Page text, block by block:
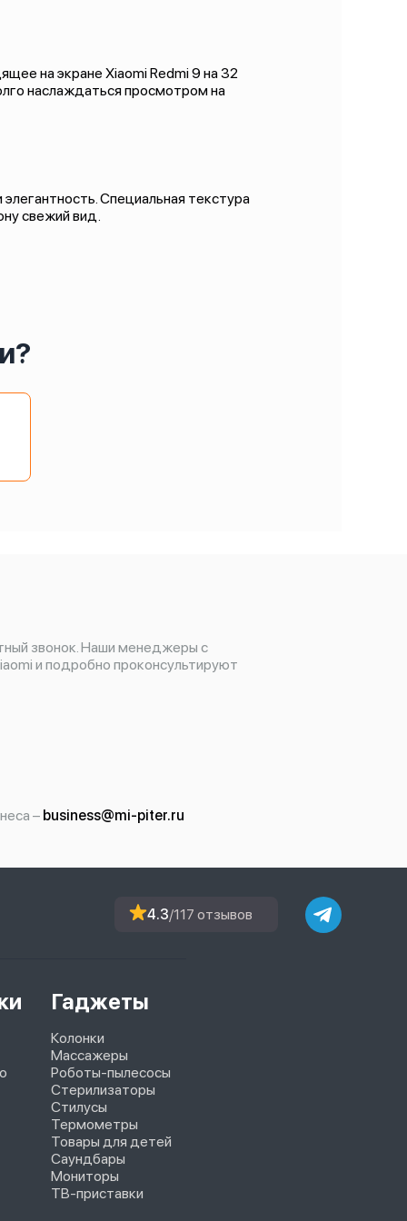
на экране Xiaomi Redmi 9 на 32
наслаждаться просмотром на
Специальная текстура
свежий вид.
звонок. Наши менеджеры с
и подробно проконсультируют
– business@mi-piter.ru
4.3/117 отзывов
Гаджеты
Колонки
Массажеры
Роботы-пылесосы
Стерилизаторы
Стилусы
Термометры
Товары для детей
Саундбары
Мониторы
ТВ-приставки